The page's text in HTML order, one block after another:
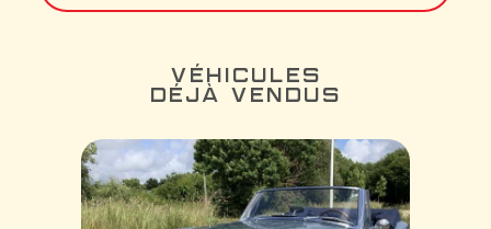
VÉHICULES
DÉJÀ VENDUS